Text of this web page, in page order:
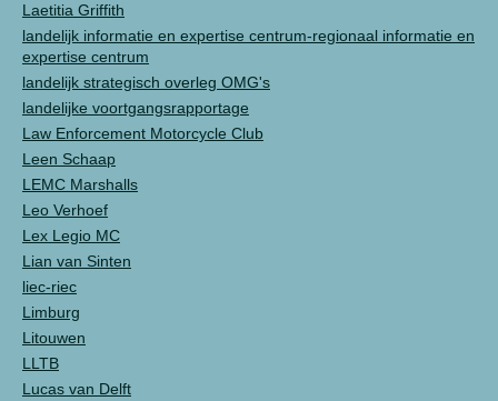
Laetitia Griffith
landelijk informatie en expertise centrum-regionaal informatie en
expertise centrum
landelijk strategisch overleg OMG's
landelijke voortgangsrapportage
Law Enforcement Motorcycle Club
Leen Schaap
LEMC Marshalls
Leo Verhoef
Lex Legio MC
Lian van Sinten
liec-riec
Limburg
Litouwen
LLTB
Lucas van Delft